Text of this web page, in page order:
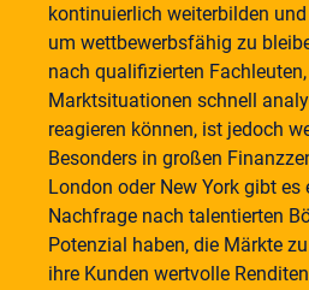
kontinuierlich weiterbilden
um wettbewerbsfähig zu
nach qualifizierten
Marktsituationen schnell
reagieren können, ist jedoch
Besonders in großen
London oder New York gibt es
Nachfrage nach talentierten
Potenzial haben, die Märkte
ihre Kunden wertvolle